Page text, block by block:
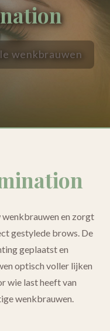
wenkbrauwen
en zorgt
gestylede brows. De
geplaatst en
optisch voller lijken
wie last heeft van
wenkbrauwen.